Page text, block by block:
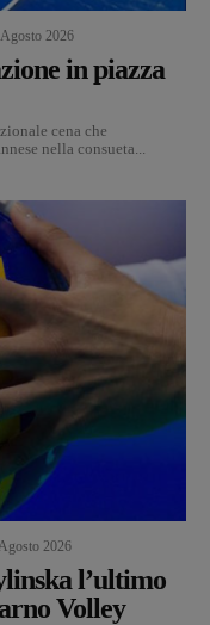
2026
in piazza
cena che
nella consueta...
2026
l’ultimo
Volley